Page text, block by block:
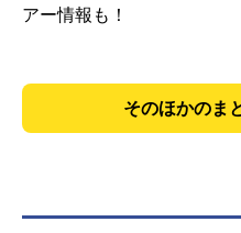
アー情報も！
そのほかのま